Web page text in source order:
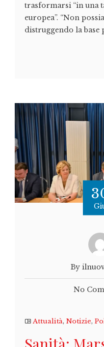
trasformarsi “in una
europea”. “Non
distruggendo la base
By
No
Attualità, Notizie,